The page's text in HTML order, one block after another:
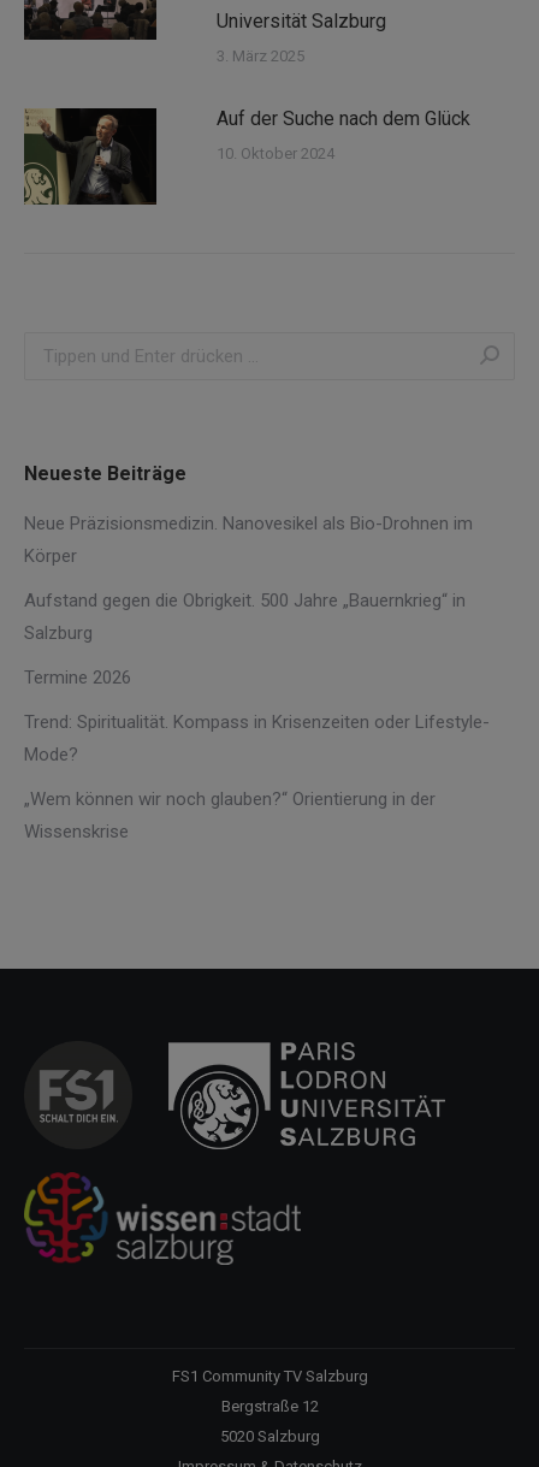
Universität Salzburg
3. März 2025
Auf der Suche nach dem Glück
10. Oktober 2024
Search:
Neueste Beiträge
Neue Präzisionsmedizin. Nanovesikel als Bio-Drohnen im
Körper
Aufstand gegen die Obrigkeit. 500 Jahre „Bauernkrieg“ in
Salzburg
Termine 2026
Trend: Spiritualität. Kompass in Krisenzeiten oder Lifestyle-
Mode?
„Wem können wir noch glauben?“ Orientierung in der
Wissenskrise
FS1 Community TV Salzburg
Bergstraße 12
5020 Salzburg